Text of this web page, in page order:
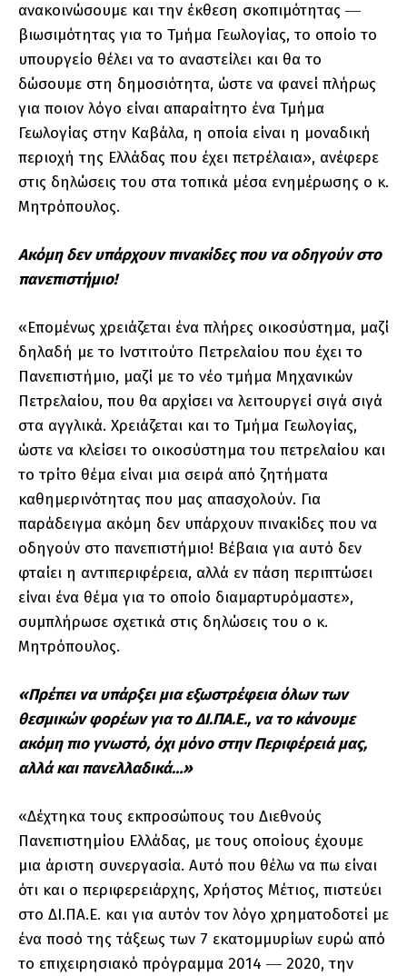
ανακοινώσουμε και την έκθεση σκοπιμότητας ―
βιωσιμότητας για το Τμήμα Γεωλογίας, το οποίο το
υπουργείο θέλει να το αναστείλει και θα το
δώσουμε στη δημοσιότητα, ώστε να φανεί πλήρως
για ποιον λόγο είναι απαραίτητο ένα Τμήμα
Γεωλογίας στην Καβάλα, η οποία είναι η μοναδική
περιοχή της Ελλάδας που έχει πετρέλαια», ανέφερε
στις δηλώσεις του στα τοπικά μέσα ενημέρωσης ο κ.
Μητρόπουλος.
Ακόμη δεν υπάρχουν πινακίδες που να οδηγούν στο
πανεπιστήμιο!
«Επομένως χρειάζεται ένα πλήρες οικοσύστημα, μαζί
δηλαδή με το Ινστιτούτο Πετρελαίου που έχει το
Πανεπιστήμιο, μαζί με το νέο τμήμα Μηχανικών
Πετρελαίου, που θα αρχίσει να λειτουργεί σιγά σιγά
στα αγγλικά. Χρειάζεται και το Τμήμα Γεωλογίας,
ώστε να κλείσει το οικοσύστημα του πετρελαίου και
το τρίτο θέμα είναι μια σειρά από ζητήματα
καθημερινότητας που μας απασχολούν. Για
παράδειγμα ακόμη δεν υπάρχουν πινακίδες που να
οδηγούν στο πανεπιστήμιο! Βέβαια για αυτό δεν
φταίει η αντιπεριφέρεια, αλλά εν πάση περιπτώσει
είναι ένα θέμα για το οποίο διαμαρτυρόμαστε»,
συμπλήρωσε σχετικά στις δηλώσεις του ο κ.
Μητρόπουλος.
«Πρέπει να υπάρξει μια εξωστρέφεια όλων των
θεσμικών φορέων για το ΔΙ.ΠΑ.Ε., να το κάνουμε
ακόμη πιο γνωστό, όχι μόνο στην Περιφέρειά μας,
αλλά και πανελλαδικά…»
«Δέχτηκα τους εκπροσώπους του Διεθνούς
Πανεπιστημίου Ελλάδας, με τους οποίους έχουμε
μια άριστη συνεργασία. Αυτό που θέλω να πω είναι
ότι και ο περιφερειάρχης, Χρήστος Μέτιος, πιστεύει
στο ΔΙ.ΠΑ.Ε. και για αυτόν τον λόγο χρηματοδοτεί με
ένα ποσό της τάξεως των 7 εκατομμυρίων ευρώ από
το επιχειρησιακό πρόγραμμα 2014 ― 2020, την